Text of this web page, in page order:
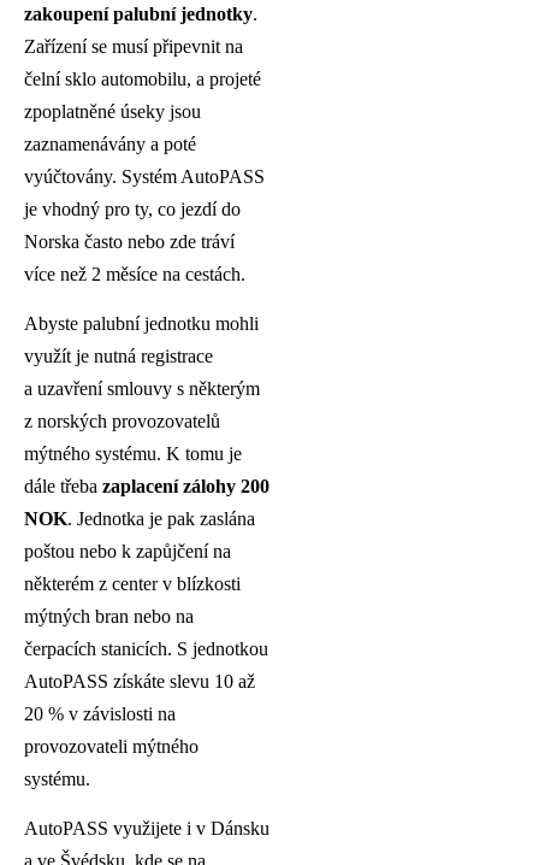
zakoupení palubní jednotky.
Zařízení se musí připevnit na
čelní sklo automobilu, a projeté
zpoplatněné úseky jsou
zaznamenávány a poté
vyúčtovány. Systém AutoPASS
je vhodný pro ty, co jezdí do
Norska často nebo zde tráví
více než 2 měsíce na cestách.
Abyste palubní jednotku mohli
využít je nutná registrace
a uzavření smlouvy s některým
z norských provozovatelů
mýtného systému. K tomu je
dále třeba zaplacení zálohy 200
NOK. Jednotka je pak zaslána
poštou nebo k zapůjčení na
některém z center v blízkosti
mýtných bran nebo na
čerpacích stanicích. S jednotkou
AutoPASS získáte slevu 10 až
20 % v závislosti na
provozovateli mýtného
systému.
AutoPASS využijete i v Dánsku